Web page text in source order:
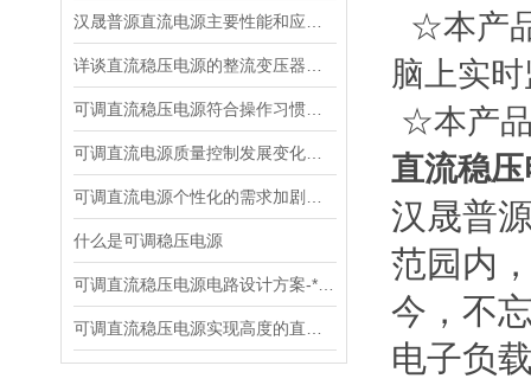
什么是可调稳压电源
☆本产
脑上实
☆本产
直流稳
汉晟普
范园内
今，不
电子负